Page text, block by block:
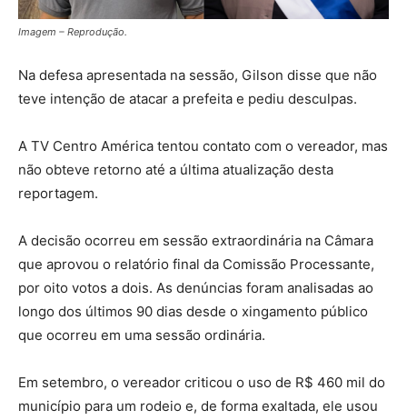
Imagem – Reprodução.
Na defesa apresentada na sessão, Gilson disse que não
teve intenção de atacar a prefeita e pediu desculpas.
A TV Centro América tentou contato com o vereador, mas
não obteve retorno até a última atualização desta
reportagem.
A decisão ocorreu em sessão extraordinária na Câmara
que aprovou o relatório final da Comissão Processante,
por oito votos a dois. As denúncias foram analisadas ao
longo dos últimos 90 dias desde o xingamento público
que ocorreu em uma sessão ordinária.
Em setembro, o vereador criticou o uso de R$ 460 mil do
município para um rodeio e, de forma exaltada, ele usou